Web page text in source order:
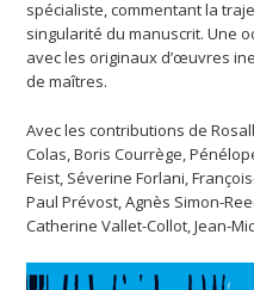
spécialiste, commentant la
singularité du manuscrit. Une
avec les originaux d’œuvres
de maîtres.
Avec les contributions de
Colas, Boris Courrège,
Feist, Séverine Forlani,
Paul Prévost, Agnès Simon-
Catherine Vallet-Collot, Jean-